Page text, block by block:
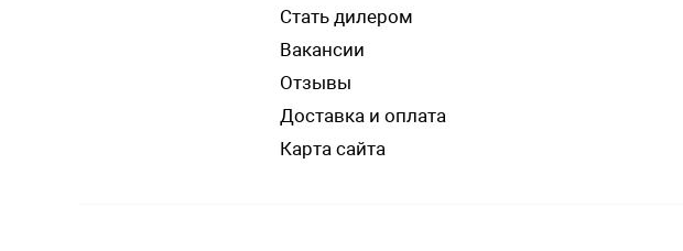
Стать дилером
Вакансии
Отзывы
Доставка и оплата
Карта сайта